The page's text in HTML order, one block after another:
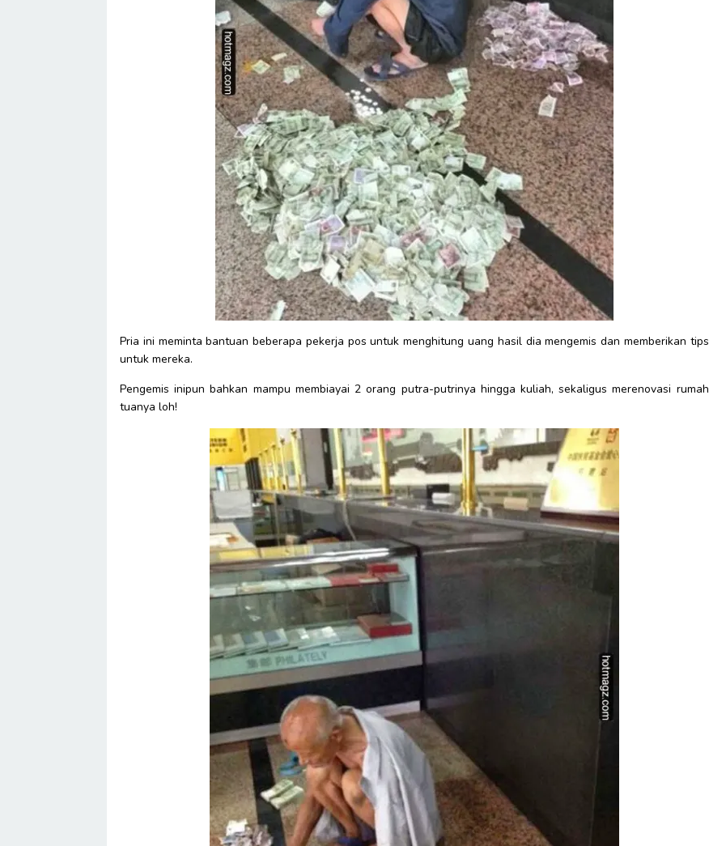
Pria ini meminta bantuan beberapa pekerja pos untuk menghitung uang hasil dia mengemis dan memberikan tips
untuk mereka.
Pengemis inipun bahkan mampu membiayai 2 orang putra-putrinya hingga kuliah, sekaligus merenovasi rumah
tuanya loh!